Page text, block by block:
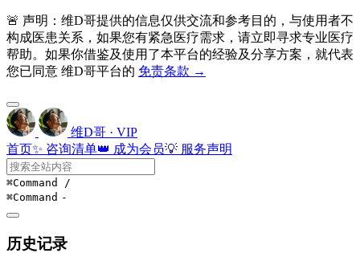
🚨 声明：维D哥提供的信息仅供交流和参考目的，与使用者不
构成医患关系，如果您有紧急医疗需求，请立即寻求专业医疗
帮助。如果你借鉴及使用了本平台的经验及分享方案，就代表
您已同意 维D哥平台的 免责条款 →
维D哥 · VIP
首页✨ 咨询清单👑 成为会员💡 服务声明
⌘Command /
⌘Command -
历史记录